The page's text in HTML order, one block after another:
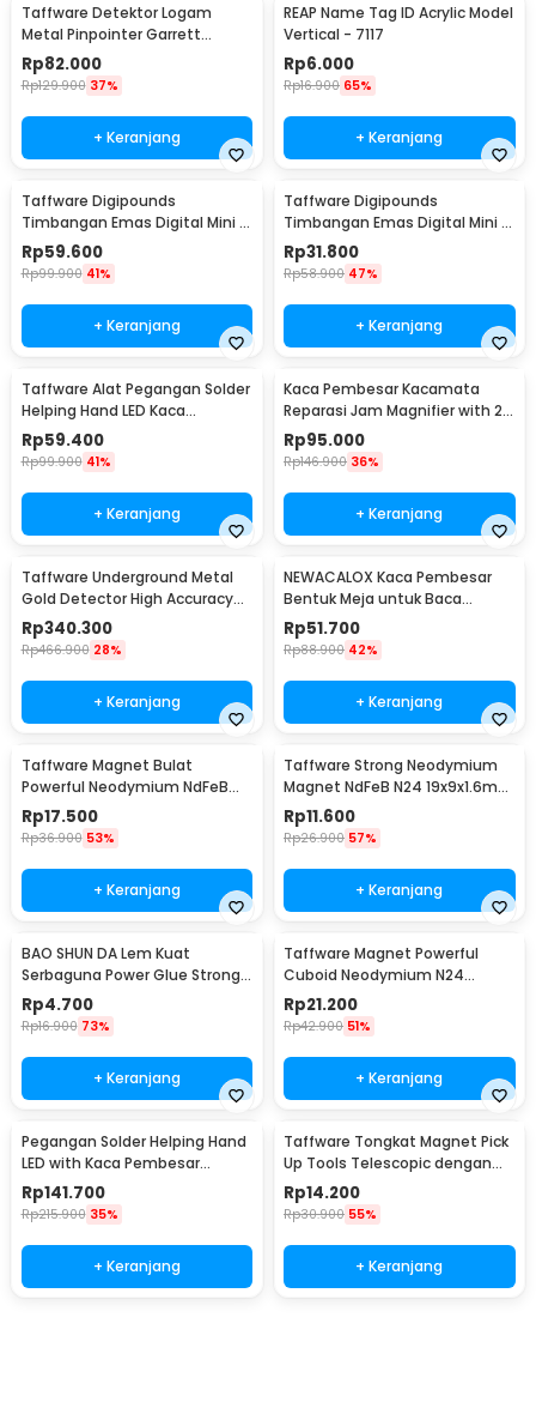
Taffware Detektor Logam
Metal Pinpointer Garrett
Waterproof - 1166000
Rp82.000
Rp129.900 37%
+ Keranjang
REAP Name Tag ID Acrylic Model
Vertical - 7117
Rp6.000
Rp16.900 65%
+ Keranjang
Taffware Digipounds
Timbangan Emas Digital Mini 7
Units 0.01g 500g - UF200H
Rp59.600
Rp99.900 41%
+ Keranjang
Taffware Digipounds
Timbangan Emas Digital Mini 5
Units 0.01g 200g - MH-200
Rp31.800
Rp58.900 47%
+ Keranjang
Taffware Alat Pegangan Solder
Helping Hand LED Kaca
Pembesar 3.5X - TE-801
Rp59.400
Rp99.900 41%
+ Keranjang
Kaca Pembesar Kacamata
Reparasi Jam Magnifier with 2
LED 5 Lens 3.5X - 9892B2
Rp95.000
Rp146.900 36%
+ Keranjang
Taffware Underground Metal
Gold Detector High Accuracy
Waterproof - MD-4030
Rp340.300
Rp466.900 28%
+ Keranjang
NEWACALOX Kaca Pembesar
Bentuk Meja untuk Baca
Magnifier with 4 LED 3X - HL-A4
Rp51.700
Rp88.900 42%
+ Keranjang
Taffware Magnet Bulat
Powerful Neodymium NdFeB
N25 5x1.5mm 100 PCS
Rp17.500
Rp36.900 53%
+ Keranjang
Taffware Strong Neodymium
Magnet NdFeB N24 19x9x1.6mm
10 PCS - MAG1
Rp11.600
Rp26.900 57%
+ Keranjang
BAO SHUN DA Lem Kuat
Serbaguna Power Glue Strong
Adhesive 15ml - B-7000
Rp4.700
Rp16.900 73%
+ Keranjang
Taffware Magnet Powerful
Cuboid Neodymium N24
29x9mm 10 PCS - MG10
Rp21.200
Rp42.900 51%
+ Keranjang
Pegangan Solder Helping Hand
LED with Kaca Pembesar
Magnifier 3X/4.5X - TH-7023
Rp141.700
Rp215.900 35%
+ Keranjang
Taffware Tongkat Magnet Pick
Up Tools Telescopic dengan
Lampu LED - GJ0347
Rp14.200
Rp30.900 55%
+ Keranjang